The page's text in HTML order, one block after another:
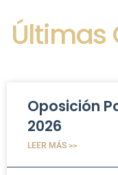
Últimas
Oposición
2026
LEER MÁS >>